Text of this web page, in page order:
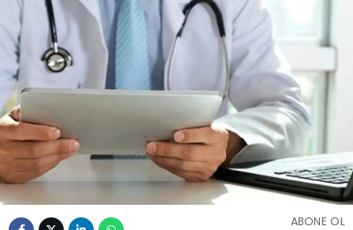
ABONE OL